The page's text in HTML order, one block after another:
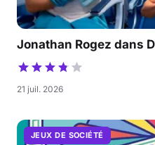
Jonathan Rogez dans
21 juil. 2026
JEUX DE SOCIÉTÉ